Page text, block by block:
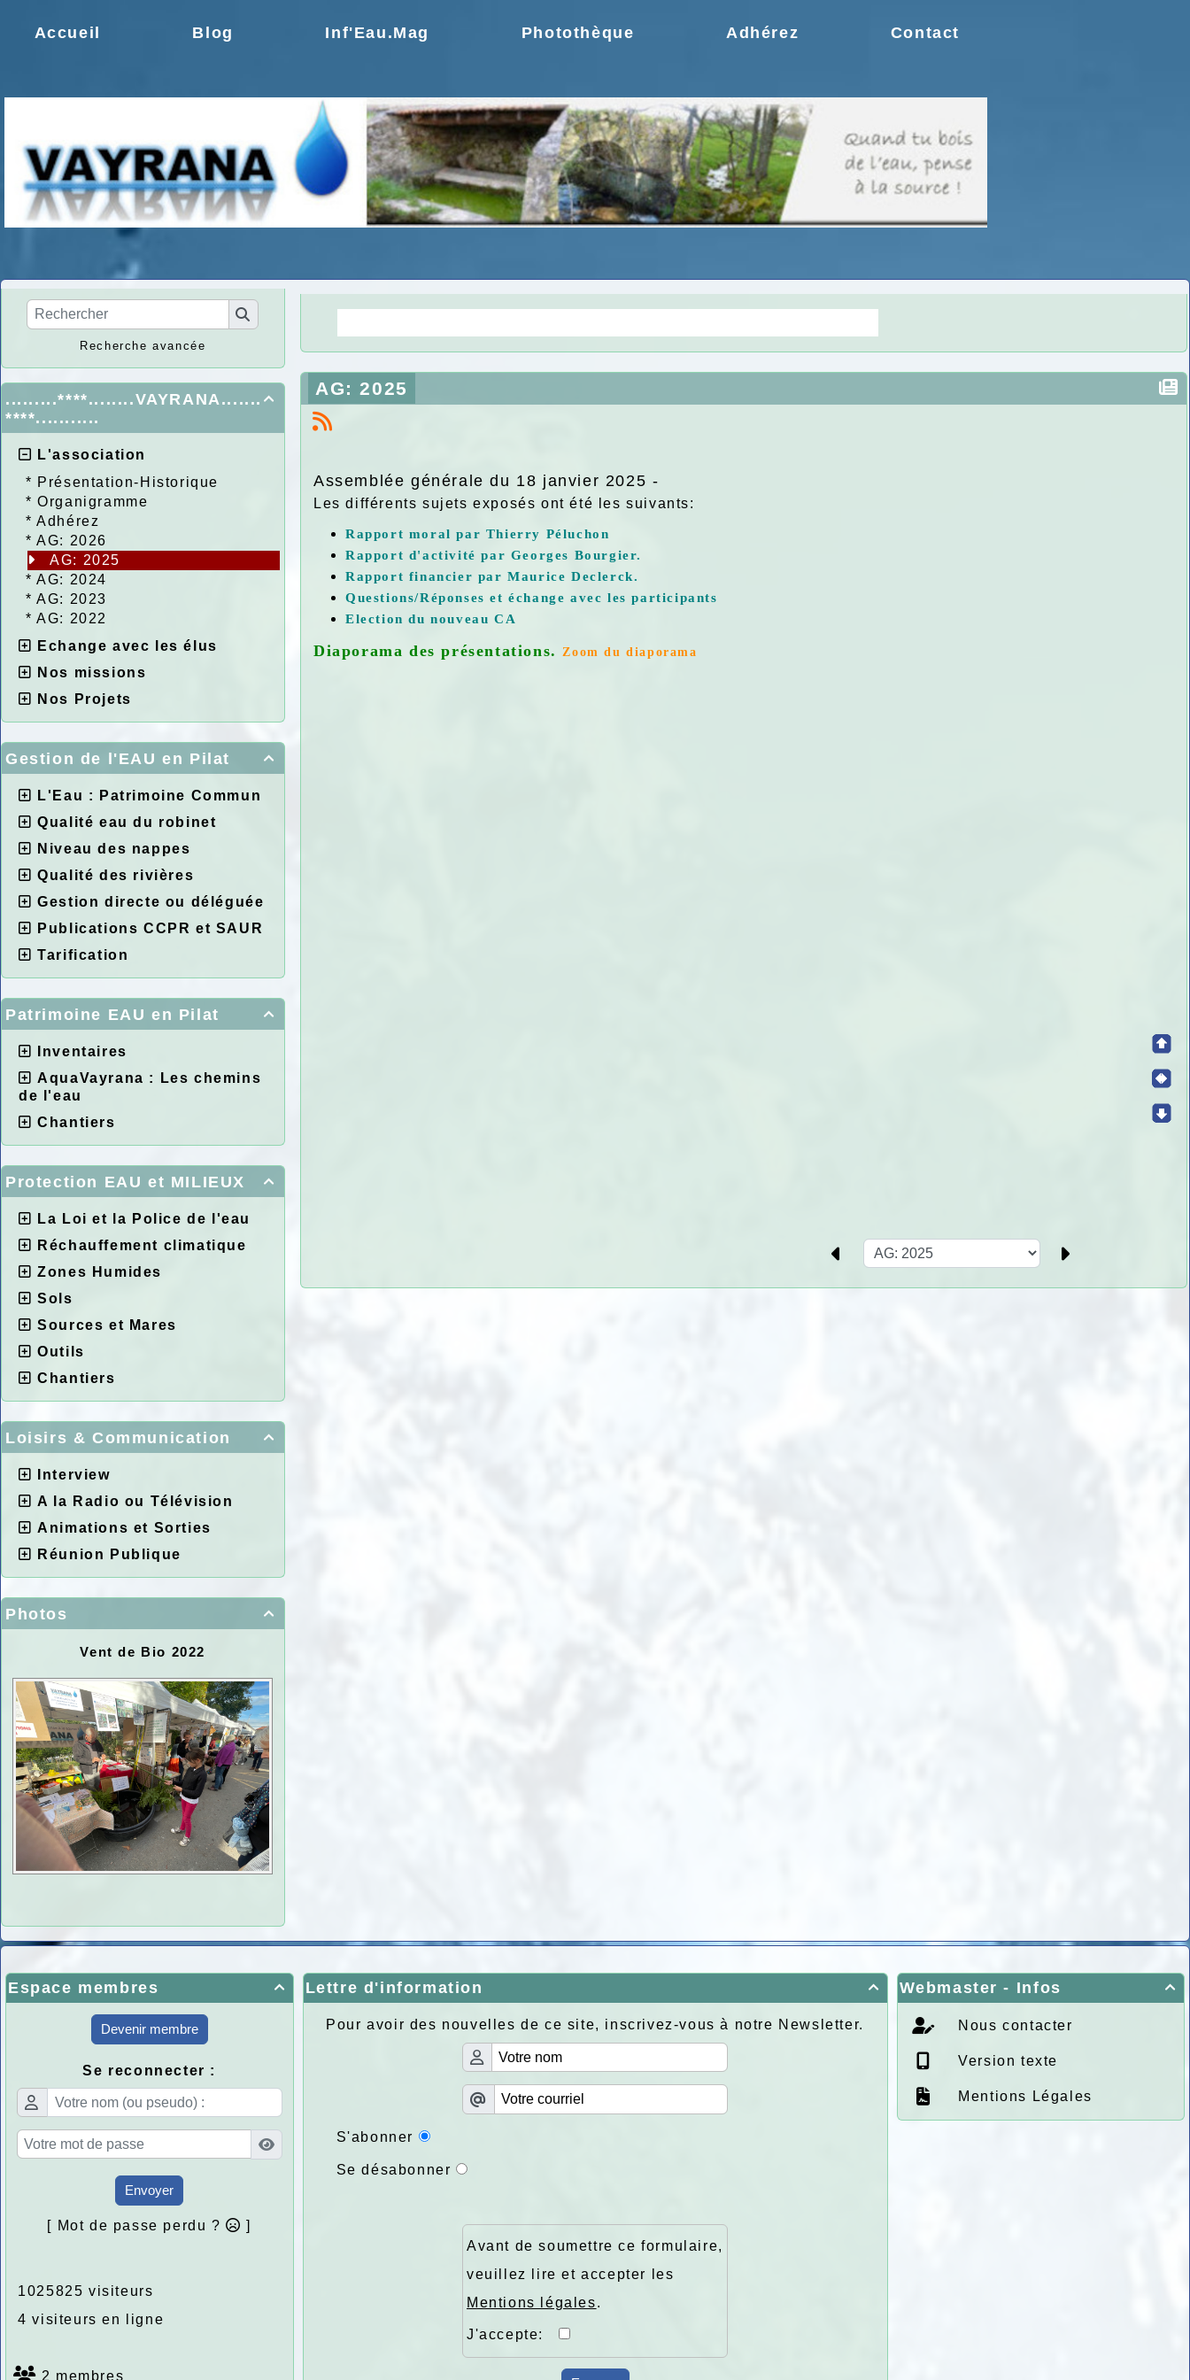
Accueil Blog Inf'Eau.Mag Photothèque Adhérez Contact
Recherche avancée

.........****........VAYRANA.......
****...........
L'association
* Présentation-Historique
*Organigramme
*Adhérez
*AG: 2026
AG: 2025
*AG: 2024
*AG: 2023
*AG: 2022
Echange avec les élus
Nos missions
Nos Projets

Gestion de l'EAU en Pilat
L'Eau : Patrimoine Commun
Qualité eau du robinet
Niveau des nappes
Qualité des rivières
Gestion directe ou déléguée
Publications CCPR et SAUR
Tarification

Patrimoine EAU en Pilat
Inventaires
AquaVayrana : Les chemins
de l'eau
Chantiers

Protection EAU et MILIEUX
La Loi et la Police de l'eau
Réchauffement climatique
Zones Humides
Sols
Sources et Mares
Outils
Chantiers

Loisirs & Communication
Interview
A la Radio ou Télévision
Animations et Sorties
Réunion Publique

Photos
Vent de Bio 2022
AG: 2025
Assemblée générale du 18 janvier 2025 -
Les différents sujets exposés ont été les suivants:
Rapport moral par Thierry Péluchon
Rapport d'activité par Georges Bourgier.
Rapport financier par Maurice Declerck.
Questions/Réponses et échange avec les participants
Election du nouveau CA
Diaporama des présentations. Zoom du diaporama

Espace membres
Devenir membre
Se reconnecter :
Envoyer
[ Mot de passe perdu ? ]
1025825 visiteurs
4 visiteurs en ligne
2 membres

Lettre d'information
Pour avoir des nouvelles de ce site, inscrivez-vous à notre Newsletter.
S'abonner
Se désabonner
Avant de soumettre ce formulaire,
veuillez lire et accepter les
Mentions légales.
J'accepte:

Webmaster - Infos
Nous contacter
Version texte
Mentions Légales